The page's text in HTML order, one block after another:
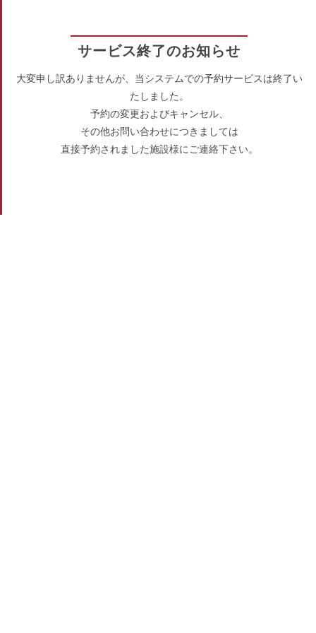
サービス終了のお知らせ
大変申し訳ありませんが、当システムでの予約サービスは終了い
たしました。
予約の変更およびキャンセル、
その他お問い合わせにつきましては
直接予約されました施設様にご連絡下さい。